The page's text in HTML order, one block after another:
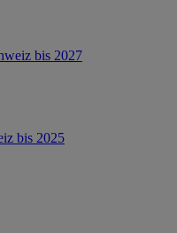
bis 2027
bis 2025